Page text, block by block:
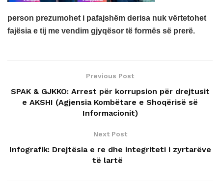
person prezumohet i pafajshëm derisa nuk vërtetohet
fajësia e tij me vendim gjyqësor të formës së prerë.
Previous Post
SPAK & GJKKO: Arrest për korrupsion për drejtusit
e AKSHI (Agjensia Kombëtare e Shoqërisë së
Informacionit)
Next Post
Infografik: Drejtësia e re dhe integriteti i zyrtarëve
të lartë